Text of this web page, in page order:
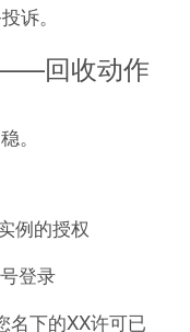
诉。
回收动作
。
例的授权
登录
名下的XX许可已